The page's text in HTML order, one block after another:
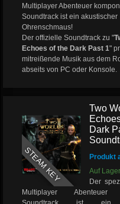
Multiplayer Abenteuer
Soundtrack ist ein akustischer
Ohrenschmaus!
Der offizielle Soundtrack zu "
Echoes of the Dark Past 1"
mitreißende Musik aus dem
abseits von PC oder Konsole.
STEAM KEY
Two
Dark
Produkt
Auf Lager
Der
Multiplayer Abenteuer